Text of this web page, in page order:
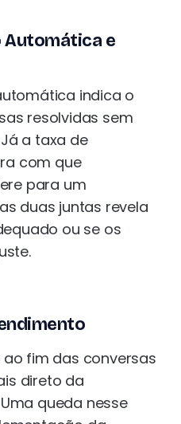
Automática e
indica o
resolvidas sem
a taxa de
com que
para um
duas juntas revela
ou se os
fim das conversas
direto da
queda nesse